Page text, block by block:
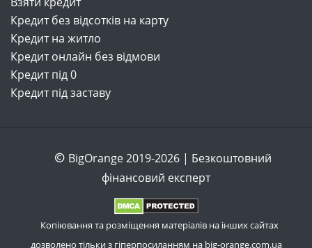
Кредит без відсотків на карту
Кредит на житло
Кредит онлайн без відмови
Кредит під 0
Кредит під заставу
BigOrange 2019-2026 | Безкоштовний
фінансовий експерт
Копіювання та розміщення матеріалів на інших сайтах
дозволено тільки з гіперпосиланням на big-orange.com.ua